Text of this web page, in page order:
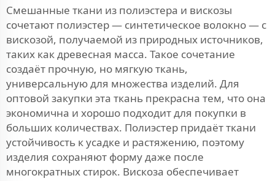
Смешанные ткани из полиэстера и вискозы
сочетают полиэстер — синтетическое волокно — с
вискозой, получаемой из природных источников,
таких как древесная масса. Такое сочетание
создаёт прочную, но мягкую ткань,
универсальную для множества изделий. Для
оптовой закупки эта ткань прекрасна тем, что она
экономична и хорошо подходит для покупки в
больших количествах. Полиэстер придаёт ткани
устойчивость к усадке и растяжению, поэтому
изделия сохраняют форму даже после
многократных стирок. Вискоза обеспечивает